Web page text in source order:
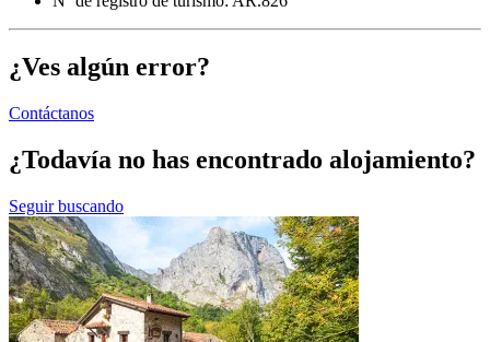
¿Ves algún error?
Contáctanos
¿Todavía no has encontrado alojamiento?
Seguir buscando